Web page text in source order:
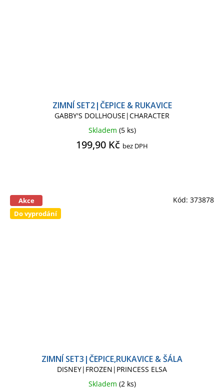
ZIMNÍ SET2|ČEPICE & RUKAVICE
GABBY'S DOLLHOUSE|CHARACTER
Skladem (5 ks)
199,90 Kč bez DPH
Akce
Do vyprodání
ZIMNÍ SET3|ČEPICE,RUKAVICE & ŠÁLA
DISNEY|FROZEN|PRINCESS ELSA
Skladem (2 ks)
Kód: 373878